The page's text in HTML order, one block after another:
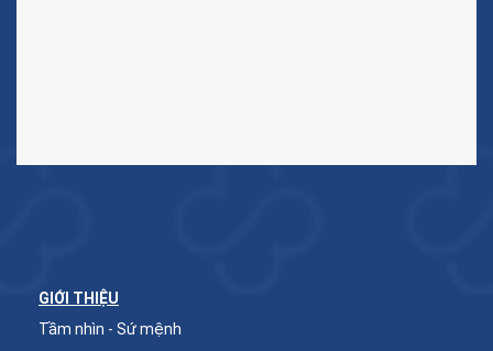
GIỚI THIỆU
Tầm nhìn - Sứ mệnh